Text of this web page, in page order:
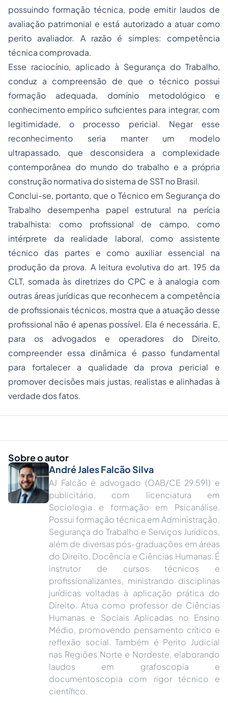
possuindo formação técnica, pode emitir laudos de
avaliação patrimonial e está autorizado a atuar como
perito avaliador. A razão é simples: competência
técnica comprovada.
Esse raciocínio, aplicado à Segurança do Trabalho,
conduz a compreensão de que o técnico possui
formação adequada, domínio metodológico e
conhecimento empírico suficientes para integrar, com
legitimidade, o processo pericial. Negar esse
reconhecimento seria manter um modelo
ultrapassado, que desconsidera a complexidade
contemporânea do mundo do trabalho e a própria
construção normativa do sistema de SST no Brasil.
Conclui-se, portanto, que o Técnico em Segurança do
Trabalho desempenha papel estrutural na perícia
trabalhista: como profissional de campo, como
intérprete da realidade laboral, como assistente
técnico das partes e como auxiliar essencial na
produção da prova. A leitura evolutiva do art. 195 da
CLT, somada às diretrizes do CPC e à analogia com
outras áreas jurídicas que reconhecem a competência
de profissionais técnicos, mostra que a atuação desse
profissional não é apenas possível. Ela é necessária. E,
para os advogados e operadores do Direito,
compreender essa dinâmica é passo fundamental
para fortalecer a qualidade da prova pericial e
promover decisões mais justas, realistas e alinhadas à
verdade dos fatos.
Sobre o autor
André Jales Falcão Silva
AJ Falcão é advogado (OAB/CE 29.591) e
publicitário, com licenciatura em
Sociologia e formação em Psicanálise.
Possui formação técnica em Administração,
Segurança do Trabalho e Serviços Jurídicos,
além de diversas pós-graduações em áreas
do Direito, Docência e Ciências Humanas. É
instrutor de cursos técnicos e
profissionalizantes, ministrando disciplinas
jurídicas voltadas à aplicação prática do
Direito. Atua como professor de Ciências
Humanas e Sociais Aplicadas no Ensino
Médio, promovendo pensamento crítico e
reflexão social. Também é Perito Judicial
nas Regiões Norte e Nordeste, elaborando
laudos em grafoscopia e
documentoscopia com rigor técnico e
científico.